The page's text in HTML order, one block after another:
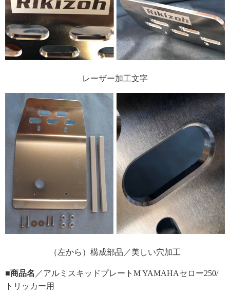
レーザー加工文字
（左から）構成部品／美しい穴加工
■商品名 ／アルミスキッドプレートM YAMAHAセロー250/
トリッカー用